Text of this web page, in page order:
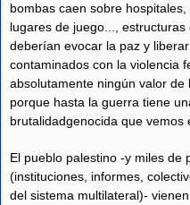
bombas caen sobre
lugares de juego...,
deberían evocar la paz y
contaminados con la violencia
absolutamente ningún valor
porque hasta la guerra tiene
brutalidadgenocida que vemos
El pueblo palestino -y miles de
(instituciones, informes,
del sistema multilateral)-